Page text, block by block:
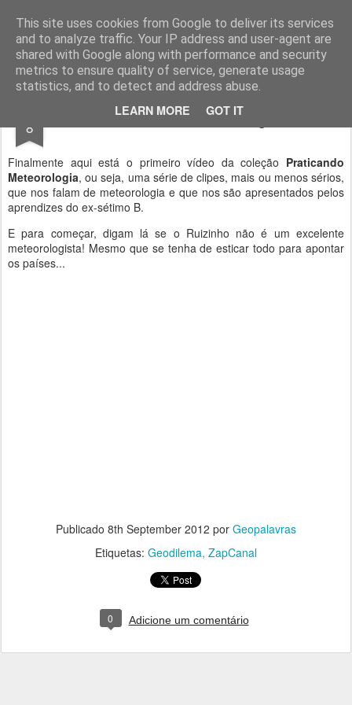
This site uses cookies from Google to deliver its services
and to analyze traffic. Your IP address and user-agent are
shared with Google along with performance and security
metrics to ensure quality of service, generate usage
statistics, and to detect and address abuse.
LEARN MORE GOT IT
Geopalavras
canal800 clique ZapCanal
8 Praticando meteorologia.
Finalmente aqui está o primeiro vídeo da coleção Praticando
Meteorologia, ou seja, uma série de clipes, mais ou menos sérios,
que nos falam de meteorologia e que nos são apresentados pelos
aprendizes do ex-sétimo B.
E para começar, digam lá se o Ruizinho não é um excelente
meteorologista! Mesmo que se tenha de esticar todo para apontar
os países...
Publicado 8th September 2012 por Geopalavras
Etiquetas: Geodilema ZapCanal
0 Adicione um comentário